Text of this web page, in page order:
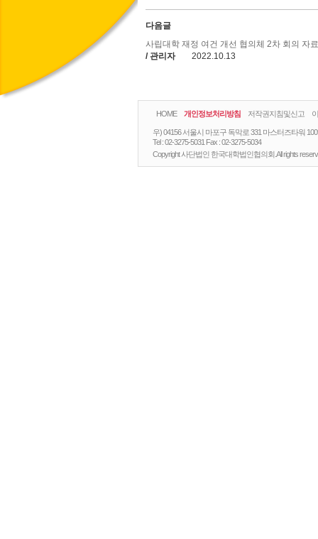
다음글
사립대학 재정 여건 개선 협의체 2차 회의 자료
/ 관리자
2022.10.13
HOME 개인정보처리방침 저작권지침및신고
우) 04156 서울시 마포구 독막로 331 마스터즈타워
Tel :02-3275-5031 Fax :02-3275-5034
Copyright 사단법인 한국대학법인협의회.All rights